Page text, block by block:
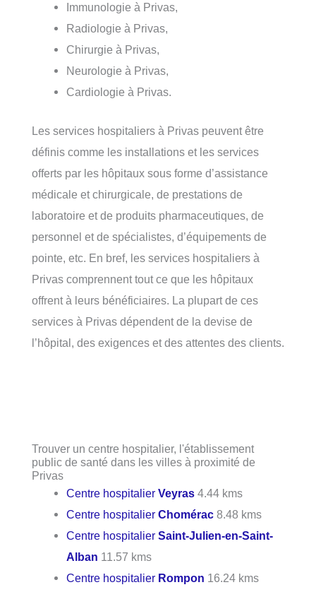
Immunologie à Privas,
Radiologie à Privas,
Chirurgie à Privas,
Neurologie à Privas,
Cardiologie à Privas.
Les services hospitaliers à Privas peuvent être
définis comme les installations et les services
offerts par les hôpitaux sous forme d’assistance
médicale et chirurgicale, de prestations de
laboratoire et de produits pharmaceutiques, de
personnel et de spécialistes, d’équipements de
pointe, etc. En bref, les services hospitaliers à
Privas comprennent tout ce que les hôpitaux
offrent à leurs bénéficiaires. La plupart de ces
services à Privas dépendent de la devise de
l’hôpital, des exigences et des attentes des clients.
Trouver un centre hospitalier, l'établissement
public de santé dans les villes à proximité de
Privas
Centre hospitalierVeyras 4.44 kms
Centre hospitalierChomérac 8.48 kms
Centre hospitalierSaint-Julien-en-Saint-
Alban 11.57 kms
Centre hospitalier Rompon 16.24 kms